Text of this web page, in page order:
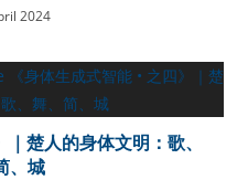
2024
｜楚人的身体文明：歌、
、城